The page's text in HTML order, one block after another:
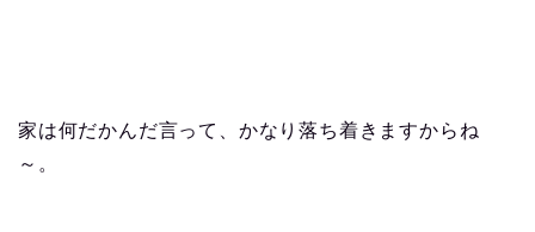
家は何だかんだ言って、かなり落ち着きますからね
～。